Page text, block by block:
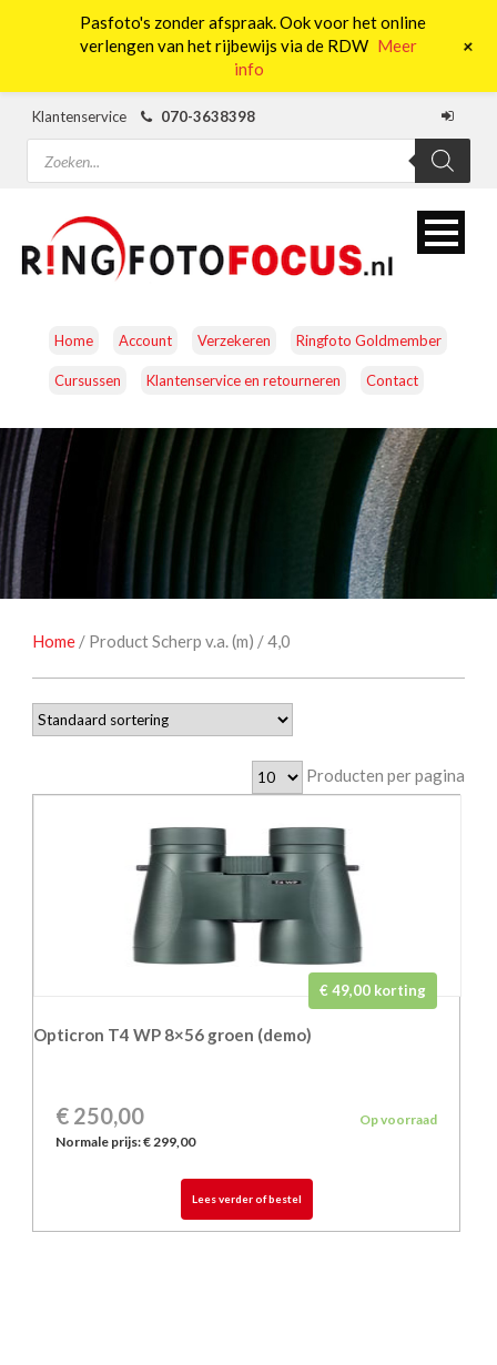
Klantenservice
070-3638398
Producten
zoeken
Home Account Verzekeren Ringfoto Goldmember
Cursussen Klantenservice en retourneren Contact
CAMERA’S OBJECTIEVEN ACCESSOIRES
NATUUROBSERVATIE
STUDIOFOTOGRAFIE
Home / Product Scherp v.a. (m) / 4,0
Producten per pagina
Opticron T4 WP 8×56 groen (demo)
€ 49,00 korting
€ 250,00
Op voorraad
Normale prijs:€ 299,00
Lees verder of bestel
Pasfoto's zonder afspraak. Ook voor het online
verlengen van het rijbewijs via de RDW Meer
info
+